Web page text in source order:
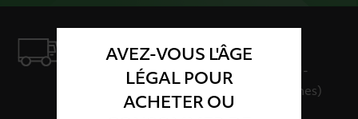
AVEZ-VOUS L'ÂGE
LÉGAL POUR
ACHETER OU
LIVRAISON
LIVRAISON EN 24H ET GRATUITE AU-
DELÀ DE 100€ D'ACHAT (hors consignes)